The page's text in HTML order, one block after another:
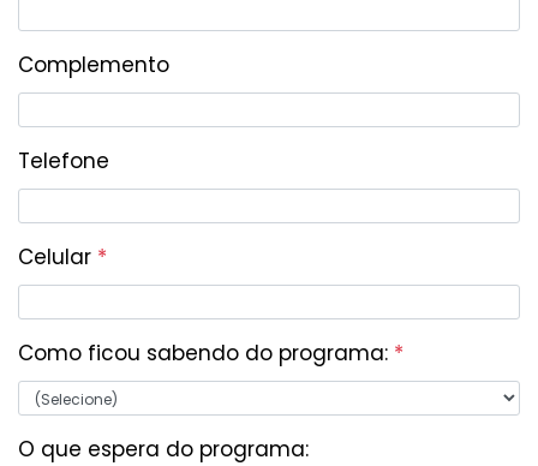
Complemento
Telefone
Celular *
Como ficou sabendo do programa: *
O que espera do programa: